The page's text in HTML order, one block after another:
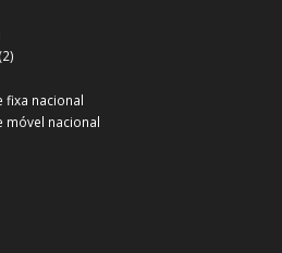
(2)
fixa nacional
móvel nacional